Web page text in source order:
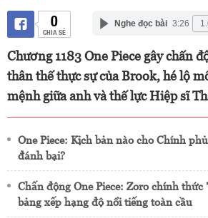
0
CHIA SẺ
Nghe đọc bài 3:26
Chương 1183 One Piece gây chấn
thân thế thực sự của Brook, hé lộ
mệnh giữa anh và thế lực Hiệp sĩ
One Piece: Kịch bản nào cho Chính
đánh bại?
Chấn động One Piece: Zoro chính
bảng xếp hạng độ nổi tiếng toàn cầu